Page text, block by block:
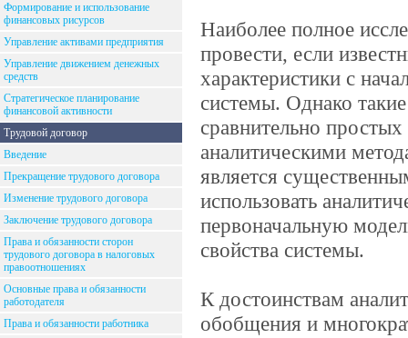
Формирование и использование
финансовых рисурсов
Управление активами предприятия
Управление движением денежных
средств
Стратегическое планирование
финансовой активности
Трудовой договор
Введение
Прекращение трудового договора
Изменение трудового договора
Заключение трудового договора
Права и обязанности сторон
трудового договора в налоговых
правоотношениях
Основные права и обязанности
работодателя
Права и обязанности работника
Наиболее полное
провести, если
характеристики с
системы. Однако
сравнительно
аналитическими
является
использовать
первоначальную
свойства системы.
К достоинствам
обобщения и